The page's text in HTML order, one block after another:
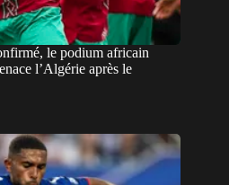
le podium africain
l’Algérie après le